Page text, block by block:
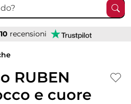
recensioni
RUBEN
e cuore